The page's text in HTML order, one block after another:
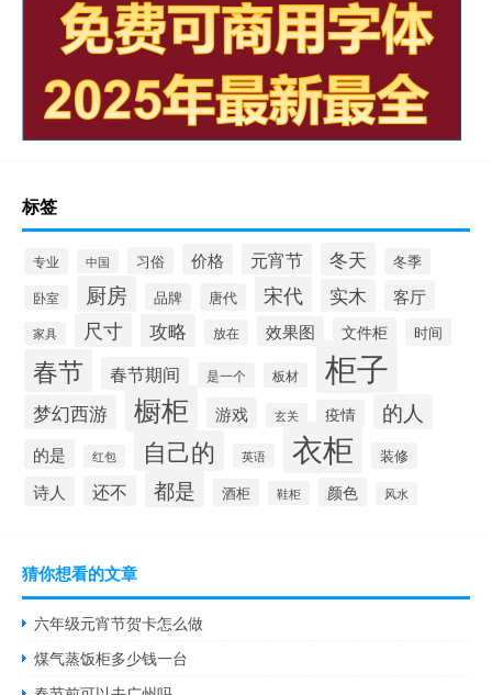
标签
专业 中国 习俗 价格 元宵节 冬天 冬季
卧室 厨房 品牌 唐代 宋代 实木 客厅
家具 尺寸 攻略 放在 效果图 文件柜 时间
春节 春节期间 是一个 板材 柜子
梦幻西游 橱柜 游戏 玄关 疫情 的人
的是 红包 自己的 英语 衣柜 装修
诗人 还不 都是 酒柜 鞋柜 颜色 风水
猜你想看的文章
六年级元宵节贺卡怎么做
煤气蒸饭柜多少钱一台